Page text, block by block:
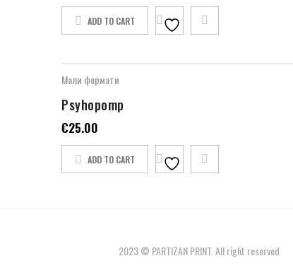
ADD TO CART
Мали формати
Psyhopomp
€25.00
ADD TO CART
2023 © PARTIZAN PRINT. All right reserved